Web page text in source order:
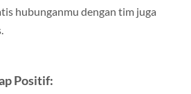
hubunganmu dengan tim juga
Positif: